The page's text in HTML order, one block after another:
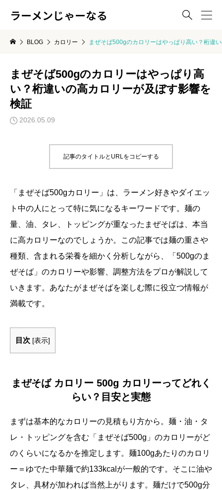
ラーメンじゃーなる 
BLOG カロリー まぜそば500gのカロリーはやっぱり高い？桁違
まぜそば500gのカロリーはやっぱり高
い？桁違いの高カロリーが及ぼす影響を
検証
2026.05.09
記事のタイトルとURLをコピーする
「まぜそば500gカロリー」は、ラーメン好きやダイエッ
ト中の人にとって特に気になるキーワードです。麺の
量、油、タレ、トッピングが重なったまぜそばは、本当
に高カロリーなのでしょうか。この記事では麺の重さや
種類、含まれる栄養を細かく分析しながら、「500gのま
ぜそば」のカロリーや影響、調整方法をプロが解説して
いきます。あなたがまぜそばを楽しむ際に役立つ情報が
満載です。
目次 [表示]
まぜそば カロリー 500g カロリーってどれく
らい？目安と実態
まずは基本的なカロリーの見積もり方から。麺・油・タ
レ・トッピングを含む「まぜそば500g」のカロリーがど
のくらいになるかを推定します。麺100gあたりのカロリ
ー＝ゆでた中華麺で約133kcalが一般的です。そこに油や
タレ、具材が加われば当然上がります。麺だけで500g分